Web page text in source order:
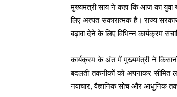
मुख्यमंत्री साय ने कहा कि आज का युवा
लिए अत्यंत सकारात्मक है। राज्य
बढ़ावा देने के लिए विभिन्न कार्यक्रम
कार्यक्रम के अंत में मुख्यमंत्री ने
बदलती तकनीकों को अपनाकर सीमित
नवाचार, वैज्ञानिक सोच और आधुनिक